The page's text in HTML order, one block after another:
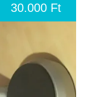
30.000 Ft